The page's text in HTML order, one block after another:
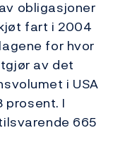
obligasjoner
fart i 2004
for hvor
av det
i USA
prosent. I
665